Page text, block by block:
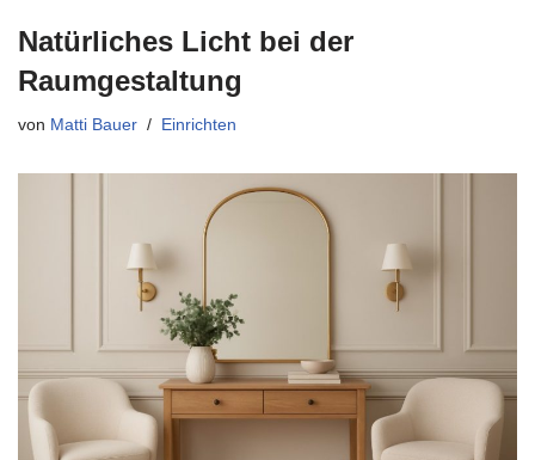
Natürliches Licht bei der
Raumgestaltung
von Matti Bauer Einrichten